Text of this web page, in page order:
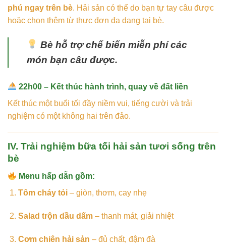
phú ngay trên bè. Hải sản có thể do bạn tự tay câu được
hoặc chọn thêm từ thực đơn đa dạng tại bè.
Bè hỗ trợ chế biến miễn phí các
món bạn câu được.
22h00 – Kết thúc hành trình, quay về đất liền
Kết thúc một buổi tối đầy niềm vui, tiếng cười và trải
nghiệm có một không hai trên đảo.
IV. Trải nghiệm bữa tối hải sản tươi sống trên
bè
Menu hấp dẫn gồm:
Tôm cháy tỏi– giòn, thơm, cay nhẹ
Salad trộn dầu dấm– thanh mát, giải nhiệt
Cơm chiên hải sản – đủ chất, đậm đà